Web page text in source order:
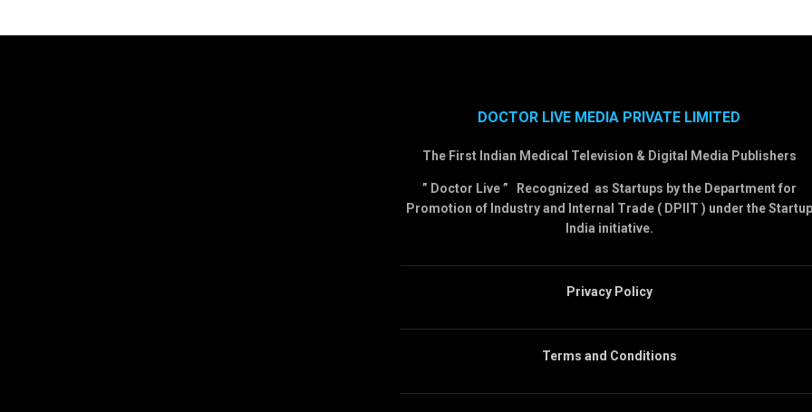
DOCTOR LIVE MEDIA PRIVATE LIMITED
The First Indian Medical Television & Digital Media Publishers
” Doctor Live ” Recognized as Startups by the Department for
Promotion of Industry and Internal Trade ( DPIIT ) under the Startup
India initiative.
Privacy Policy
Terms and Conditions